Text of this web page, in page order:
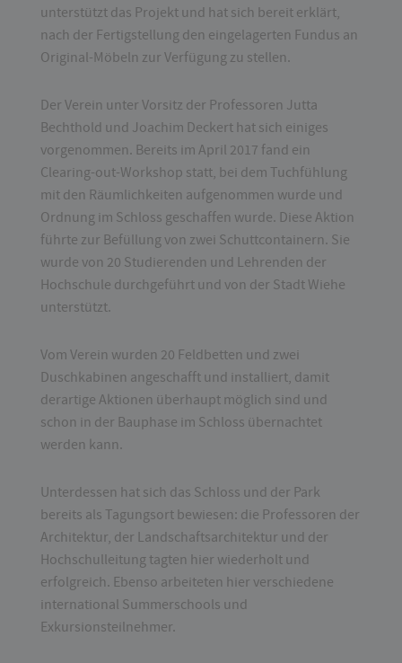
unterstützt das Projekt und hat sich bereit erklärt,
nach der Fertigstellung den eingelagerten Fundus an
Original-Möbeln zur Verfügung zu stellen.
Der Verein unter Vorsitz der Professoren Jutta
Bechthold und Joachim Deckert hat sich einiges
vorgenommen. Bereits im April 2017 fand ein
Clearing-out-Workshop statt, bei dem Tuchfühlung
mit den Räumlichkeiten aufgenommen wurde und
Ordnung im Schloss geschaffen wurde. Diese Aktion
führte zur Befüllung von zwei Schuttcontainern. Sie
wurde von 20 Studierenden und Lehrenden der
Hochschule durchgeführt und von der Stadt Wiehe
unterstützt.
Vom Verein wurden 20 Feldbetten und zwei
Duschkabinen angeschafft und installiert, damit
derartige Aktionen überhaupt möglich sind und
schon in der Bauphase im Schloss übernachtet
werden kann.
Unterdessen hat sich das Schloss und der Park
bereits als Tagungsort bewiesen: die Professoren der
Architektur, der Landschaftsarchitektur und der
Hochschulleitung tagten hier wiederholt und
erfolgreich. Ebenso arbeiteten hier verschiedene
international Summerschools und
Exkursionsteilnehmer.